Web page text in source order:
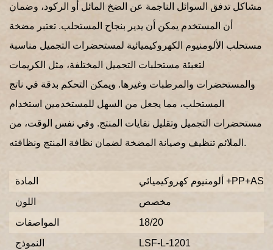
مشاكل تدفق السوائل الناجمة عن الضخ المائل أو الركود، وضمان
أن المستخدم يمكن أن يدير بنجاح المستحلب. تعتبر مضخة
مستحلب الألومنيوم الكهروكيميائية لمستحضرات التجميل مناسبة
لتعبئة مستحلبات التجميل المختلفة، مثل الكريمات
والمستحضرات والمرطبات وغيرها. ويمكن التحكم بدقة في ناتج
المستحلب، مما يجعل من السهل للمستخدمين استخدام
مستحضرات التجميل وتقليل نفايات المنتج. وفي نفس الوقت، من
الملائم تنظيف وصيانة المضخة لضمان نظافة المنتج ونظافته.
المادة
ألومنيوم كهروكيميائي +PP+AS
اللون
مخصص
المواصفات
18/20
النموذج
LSF-L-1201